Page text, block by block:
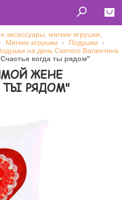
Close
аксессуары, мягкие игрушки,
Мягкие игрушки
Подушки
на день Святого Валентина
когда ты рядом"
ЖЕНЕ
ТЫ РЯДОМ"